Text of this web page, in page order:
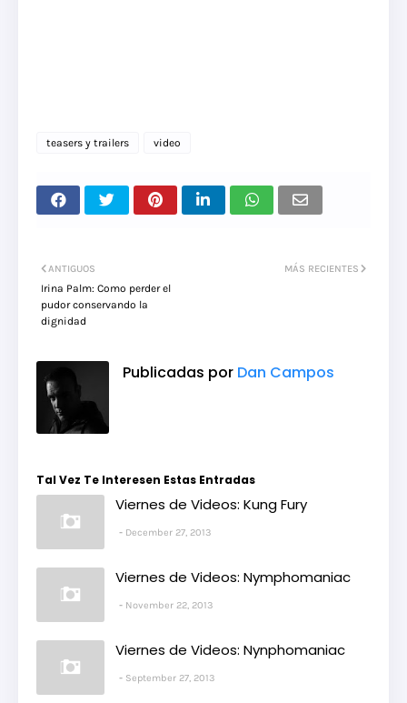
teasers y trailers video
MÁS RECIENTES
ANTIGUOS
Irina Palm: Como perder el
pudor conservando la
dignidad
Publicadas por Dan Campos
Tal Vez Te Interesen Estas Entradas
Viernes de Videos: Kung Fury
December 27, 2013
Viernes de Videos: Nymphomaniac
November 22, 2013
Viernes de Videos: Nynphomaniac
September 27, 2013